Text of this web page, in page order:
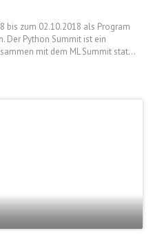
bis zum 02.10.2018 als Program
Der Python Summit ist ein
mit dem ML Summit stat...